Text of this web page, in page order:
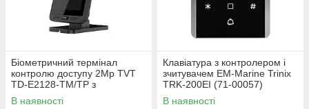
Біометричний термінал
контролю доступу 2Mp TVT
TD-E2128-TM/TP з
розпізнаванням облич і
вимірюванням температури
В наявності
Клавіатура з контролером і
зчитувачем EM-Marine Trinix
TRK-200EI (71-00057)
В наявності